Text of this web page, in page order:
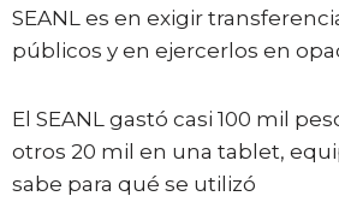
SEANL es en exigir
públicos y en ejercerlos en
El SEANL gastó casi 100 mil
otros 20 mil en una tablet,
sabe para qué se utilizó